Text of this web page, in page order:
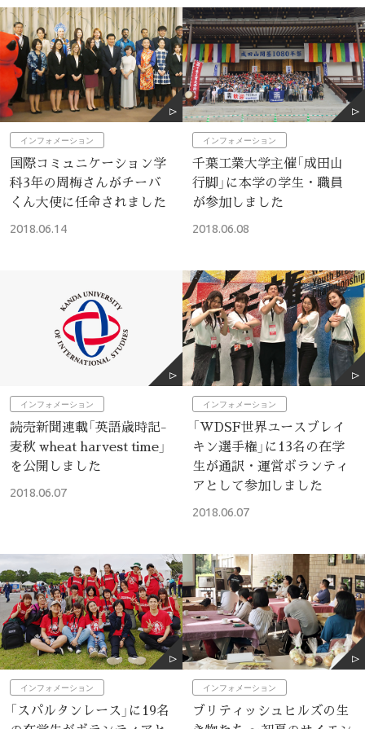
インフォメーション
国際コミュニケーション学
科3年の周梅さんがチーバ
くん大使に任命されました
2018.06.14
インフォメーション
千葉工業大学主催「成田山
行脚」に本学の学生・職員
が参加しました
2018.06.08
インフォメーション
読売新聞連載「英語歳時記-
麦秋 wheat harvest time」
を公開しました
2018.06.07
インフォメーション
「WDSF世界ユースブレイ
キン選手権」に13名の在学
生が通訳・運営ボランティ
アとして参加しました
2018.06.07
インフォメーション
「スパルタンレース」に19名
インフォメーション
ブリティッシュヒルズの生